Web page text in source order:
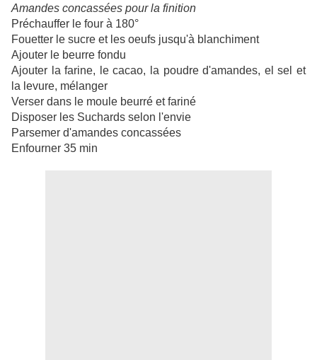
Amandes concassées pour la finition
Préchauffer le four à 180°
Fouetter le sucre et les oeufs jusqu'à blanchiment
Ajouter le beurre fondu
Ajouter la farine, le cacao, la poudre d'amandes, el sel et
la levure, mélanger
Verser dans le moule beurré et fariné
Disposer les Suchards selon l'envie
Parsemer d'amandes concassées
Enfourner 35 min